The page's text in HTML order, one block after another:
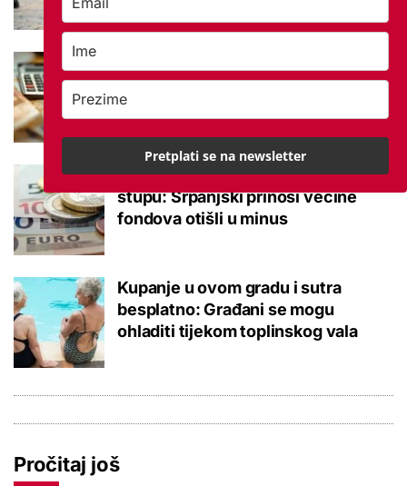
Važna brojka za kategoriju štednje
u drugom stupu
Negativna promjena u drugom
stupu: Srpanjski prinosi većine
fondova otišli u minus
Kupanje u ovom gradu i sutra
besplatno: Građani se mogu
ohladiti tijekom toplinskog vala
Pročitaj još
Pretplati se na newsletter